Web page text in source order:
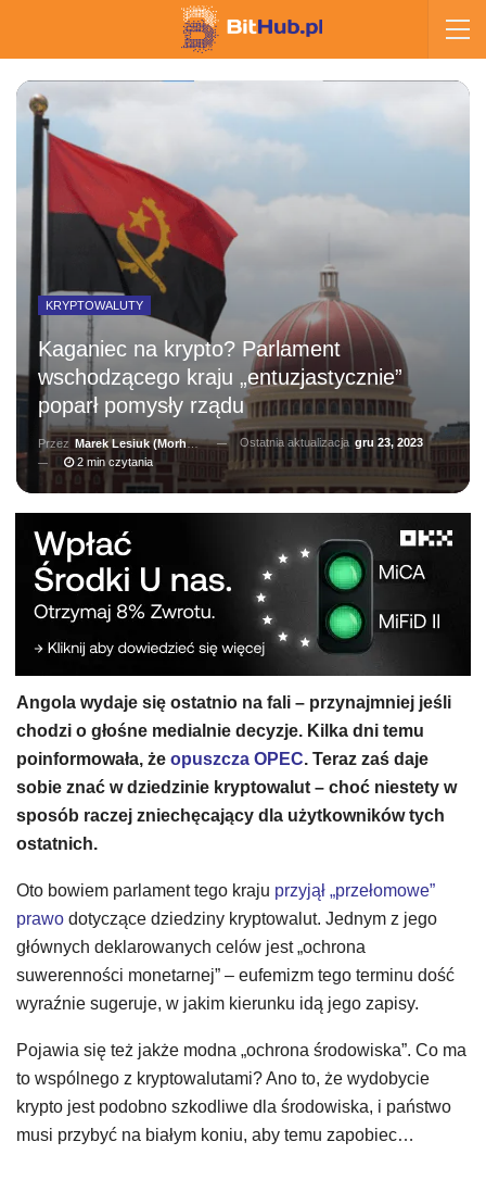
KRYPTOWALUTY
Kaganiec na krypto? Parlament
wschodzącego kraju „entuzjastycznie”
poparł pomysły rządu
Przez Marek Lesiuk (Morhainn) Ostatnia aktualizacja gru 23, 2023
2 min czytania
Angola wydaje się ostatnio na fali – przynajmniej jeśli
chodzi o głośne medialnie decyzje. Kilka dni temu
poinformowała, że opuszcza OPEC. Teraz zaś daje
sobie znać w dziedzinie kryptowalut – choć niestety w
sposób raczej zniechęcający dla użytkowników tych
ostatnich.
Oto bowiem parlament tego kraju przyjął „przełomowe”
prawo dotyczące dziedziny kryptowalut. Jednym z jego
głównych deklarowanych celów jest „ochrona
suwerenności monetarnej” – eufemizm tego terminu dość
wyraźnie sugeruje, w jakim kierunku idą jego zapisy.
Pojawia się też jakże modna „ochrona środowiska”. Co ma
to wspólnego z kryptowalutami? Ano to, że wydobycie
krypto jest podobno szkodliwe dla środowiska, i państwo
musi przybyć na białym koniu, aby temu zapobiec…